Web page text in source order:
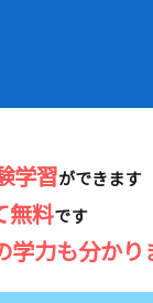
学習ができます
無料です
学力も分かり